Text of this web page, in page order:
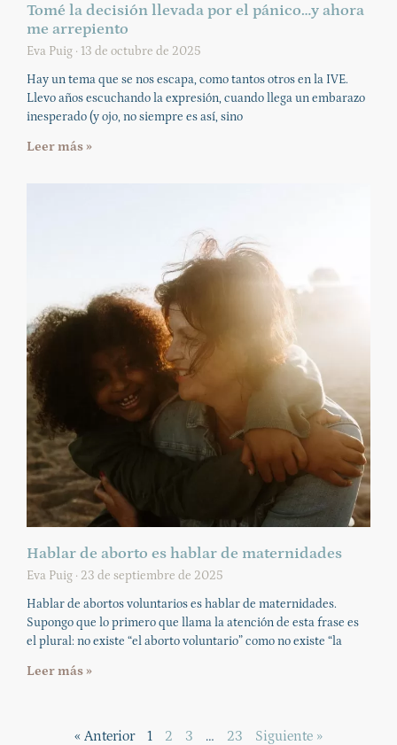
Tomé la decisión llevada por el pánico…y ahora
me arrepiento
Eva Puig
13 de octubre de 2025
Hay un tema que se nos escapa, como tantos otros en la IVE.
Llevo años escuchando la expresión, cuando llega un embarazo
inesperado (y ojo, no siempre es así, sino
Leer más »
Hablar de aborto es hablar de maternidades
Eva Puig
23 de septiembre de 2025
Hablar de abortos voluntarios es hablar de maternidades.
Supongo que lo primero que llama la atención de esta frase es
el plural: no existe “el aborto voluntario” como no existe “la
Leer más »
« Anterior 1 2 3 … 23 Siguiente »